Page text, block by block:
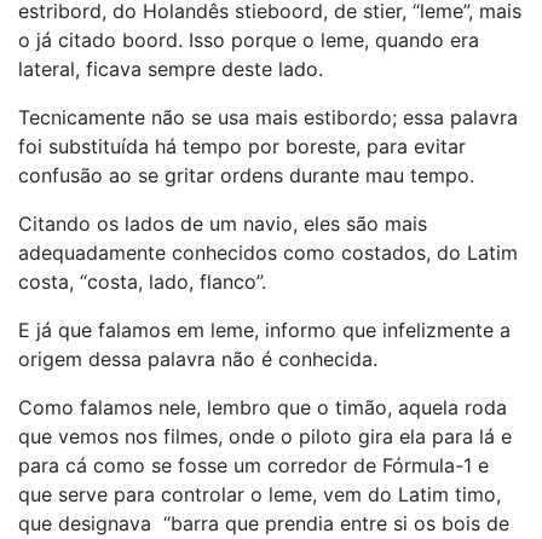
estribord, do Holandês stieboord, de stier, “leme”, mais
o já citado boord. Isso porque o leme, quando era
lateral, ficava sempre deste lado.
Tecnicamente não se usa mais estibordo; essa palavra
foi substituída há tempo por boreste, para evitar
confusão ao se gritar ordens durante mau tempo.
Citando os lados de um navio, eles são mais
adequadamente conhecidos como costados, do Latim
costa, “costa, lado, flanco”.
E já que falamos em leme, informo que infelizmente a
origem dessa palavra não é conhecida.
Como falamos nele, lembro que o timão, aquela roda
que vemos nos filmes, onde o piloto gira ela para lá e
para cá como se fosse um corredor de Fórmula-1 e
que serve para controlar o leme, vem do Latim timo,
que designava “barra que prendia entre si os bois de